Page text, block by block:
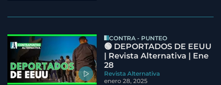
CONTRA - PUNTEO
🟢 DEPORTADOS DE EEUU
| Revista Alternativa | Ene
28
Revista Alternativa
enero 28, 2025